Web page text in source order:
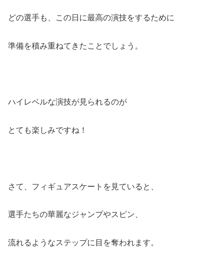
どの選手も、この日に最高の演技をするために
準備を積み重ねてきたことでしょう。
ハイレベルな演技が見られるのが
とても楽しみですね！
さて、フィギュアスケートを見ていると、
選手たちの華麗なジャンプやスピン、
流れるようなステップに目を奪われます。